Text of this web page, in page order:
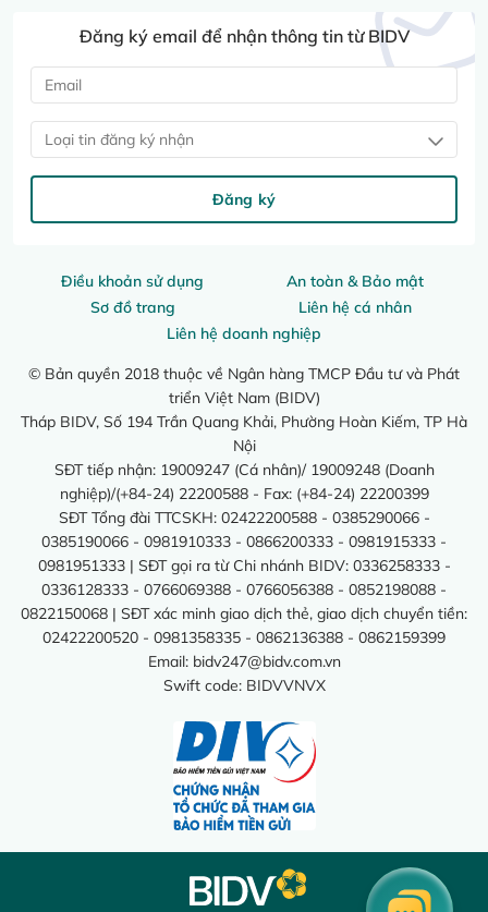
Điều khoản sử dụng
An toàn & Bảo mật
Sơ đồ trang
Liên hệ cá nhân
Liên hệ doanh nghiệp
© Bản quyền 2018 thuộc về Ngân hàng TMCP Đầu tư và Phát
triển Việt Nam (BIDV)
Tháp BIDV, Số 194 Trần Quang Khải, Phường Hoàn Kiếm, TP Hà
Nội
SĐT tiếp nhận: 19009247 (Cá nhân)/ 19009248 (Doanh
nghiệp)/(+84-24) 22200588 - Fax: (+84-24) 22200399
SĐT Tổng đài TTCSKH: 02422200588 - 0385290066 -
0385190066 - 0981910333 - 0866200333 - 0981915333 -
0981951333 | SĐT gọi ra từ Chi nhánh BIDV: 0336258333 -
0336128333 - 0766069388 - 0766056388 - 0852198088 -
0822150068 | SĐT xác minh giao dịch thẻ, giao dịch chuyển tiền:
02422200520 - 0981358335 - 0862136388 - 0862159399
Email: bidv247@bidv.com.vn
Swift code: BIDVVNVX
Đăng ký email để nhận thông tin từ BIDV
Loại tin đăng ký nhận
Đăng ký